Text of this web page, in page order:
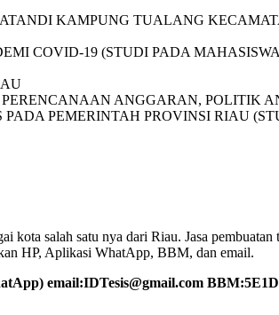
KAMPUNG TUALANG
COVID-19 (STUDI PADA
ANGGARAN, POLITIK
PEMERINTAH PROVINSI RIAU
kota salah satu nya dari Riau. Jasa pembuatan
HP, Aplikasi WhatApp, BBM, dan email.
email:IDTesis@gmail.com